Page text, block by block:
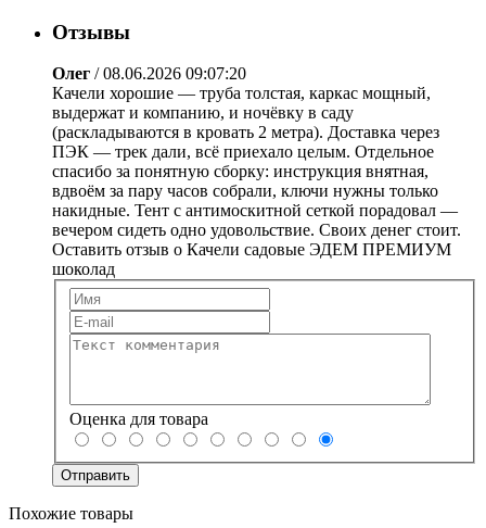
Отзывы
Олег /08.06.2026 09:07:20
Качели хорошие — труба толстая, каркас мощный,
выдержат и компанию, и ночёвку в саду
(раскладываются в кровать 2 метра). Доставка через
ПЭК — трек дали, всё приехало целым. Отдельное
спасибо за понятную сборку: инструкция внятная,
вдвоём за пару часов собрали, ключи нужны только
накидные. Тент с антимоскитной сеткой порадовал —
вечером сидеть одно удовольствие. Своих денег стоит.
Оставить отзыв о Качели садовые ЭДЕМ ПРЕМИУМ
шоколад
Оценка для товара
Похожие товары